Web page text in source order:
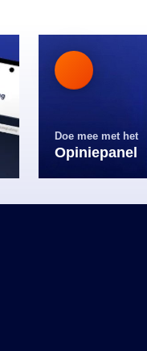
Doe mee met het
Opiniepanel